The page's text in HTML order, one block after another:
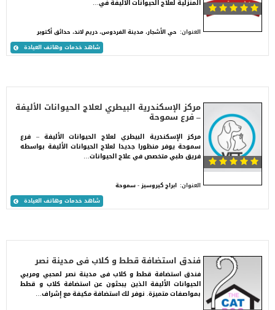
شاهد خدمات وهاتف العيادة
المنزلية لعلاج الحيوانات الأليفة في…
العنوان: حي الأشجار، مدينة الفردوس، دريم لاند، حدائق أكتوبر
شاهد خدمات وهاتف العيادة
مركز الإسكندرية البيطري لعلاج الحيوانات الأليفة
– فرع سموحة
مركز الإسكندرية البيطري لعلاج الحيوانات الأليفة – فرع
سموحة يوفر منظورا جديدا لعلاج الحيوانات الأليفة بواسطه
فريق طبي متخصص في علاج الحيوانات…
العنوان: ابراج كيروسيز - سموحة
فندق استضافة قطط و كلاب فى مدينة نصر
فندق استضافة قطط و كلاب فى مدينة نصر لمحبي ومربي
الحيوانات الأليفة الذين يبحثون عن استضافة كلاب و قطط
بمواصفات متميزة. نوفر لك استضافة مكيفة مع إشراف…